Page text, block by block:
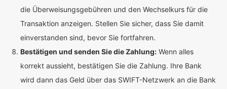
die Überweisungsgebühren und den Wechselkurs für die
Transaktion anzeigen. Stellen Sie sicher, dass Sie damit
einverstanden sind, bevor Sie fortfahren.
Bestätigen und senden Sie die Zahlung: Wenn alles
korrekt aussieht, bestätigen Sie die Zahlung. Ihre Bank
wird dann das Geld über das SWIFT-Netzwerk an die Bank